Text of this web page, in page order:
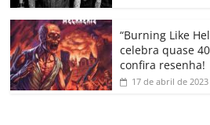
“Burning Like
celebra quase
confira resenha!
17 de abril de 2023